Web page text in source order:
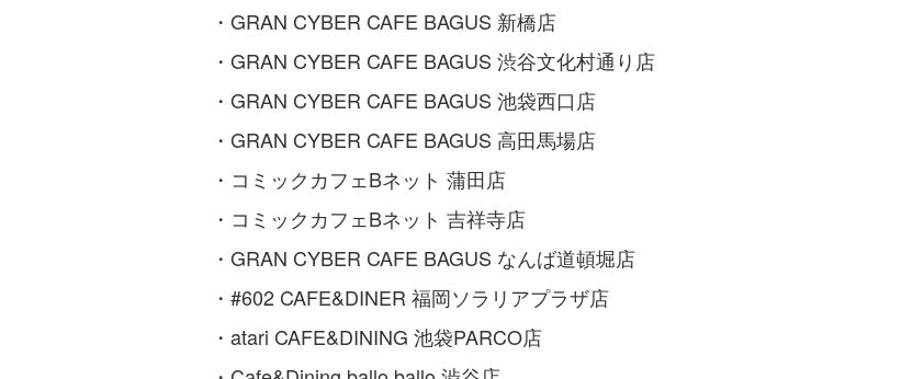
・GRAN CYBER CAFE BAGUS 新橋店
・GRAN CYBER CAFE BAGUS 渋谷文化村通り店
・GRAN CYBER CAFE BAGUS 池袋西口店
・GRAN CYBER CAFE BAGUS 高田馬場店
・コミックカフェBネット 蒲田店
・コミックカフェBネット 吉祥寺店
・GRAN CYBER CAFE BAGUS なんば道頓堀店
・#602 CAFE&DINER 福岡ソラリアプラザ店
・atari CAFE&DINING 池袋PARCO店